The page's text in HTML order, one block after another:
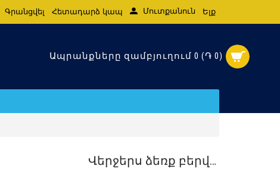
Գրանցվել Հետադարձ կապ Մուտքանուն Ելք
Ապրանքները զամբյուղում 0 (֏ 0)
Վերջերս ձեռք բերված ապրանքներ